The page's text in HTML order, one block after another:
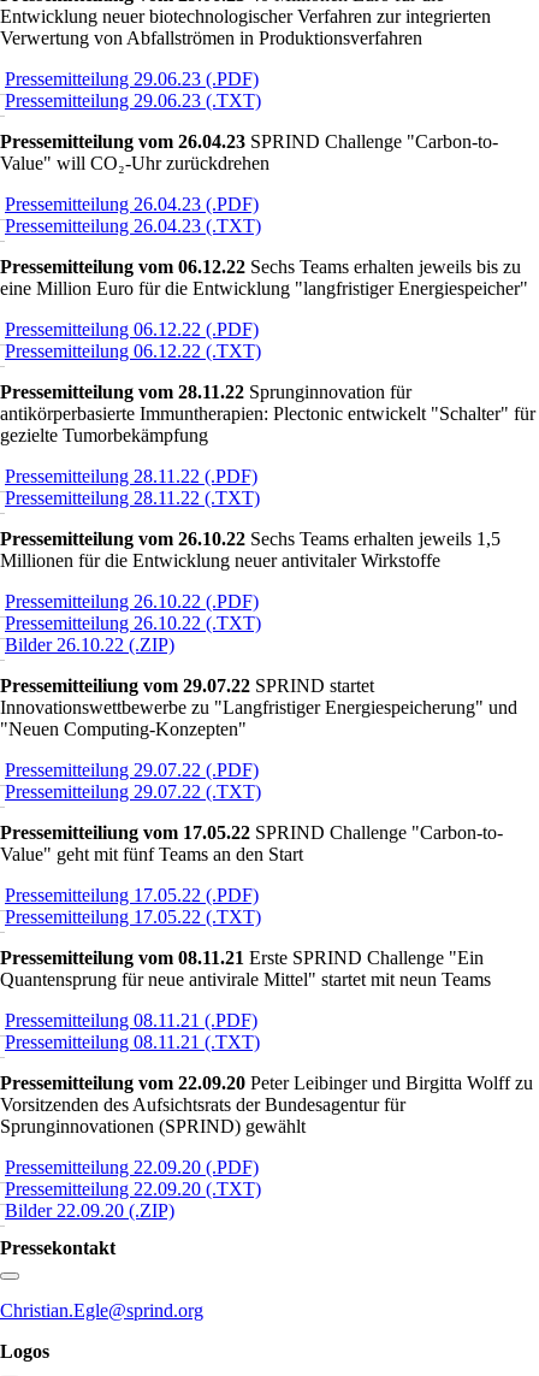
Entwicklung neuer biotechnologischer Verfahren zur integrierten
Verwertung von Abfallströmen in Produktionsverfahren
Pressemitteilung 29.06.23 (.PDF)
Pressemitteilung 29.06.23 (.TXT)
Pressemitteilung vom 26.04.23 SPRIND Challenge
Carbon-to-
Value
will CO₂-Uhr zurückdrehen
Pressemitteilung 26.04.23 (.PDF)
Pressemitteilung 26.04.23 (.TXT)
Pressemitteilung vom 06.12.22 Sechs Teams erhalten jeweils bis zu
eine Million Euro für die Entwicklung
langfristiger Energiespeicher
Pressemitteilung 06.12.22 (.PDF)
Pressemitteilung 06.12.22 (.TXT)
Pressemitteilung vom 28.11.22 Sprunginnovation für
antikörperbasierte Immuntherapien: Plectonic entwickelt
Schalter
für
gezielte Tumorbekämpfung
Pressemitteilung 28.11.22 (.PDF)
Pressemitteilung 28.11.22 (.TXT)
Pressemitteilung vom 26.10.22 Sechs Teams erhalten jeweils 1,5
Millionen für die Entwicklung neuer antivitaler Wirkstoffe
Pressemitteilung 26.10.22 (.PDF)
Pressemitteilung 26.10.22 (.TXT)
Bilder 26.10.22 (.ZIP)
Pressemitteiliung vom 29.07.22 SPRIND startet
Innovationswettbewerbe zu
Langfristiger Energiespeicherung
und
Neuen Computing-Konzepten
Pressemitteilung 29.07.22 (.PDF)
Pressemitteilung 29.07.22 (.TXT)
Pressemitteiliung vom 17.05.22 SPRIND Challenge
Carbon-to-
Value
geht mit fünf Teams an den Start
Pressemitteilung 17.05.22 (.PDF)
Pressemitteilung 17.05.22 (.TXT)
Pressemitteilung vom 08.11.21 Erste SPRIND Challenge
Ein
Quantensprung für neue antivirale Mittel
startet mit neun Teams
Pressemitteilung 08.11.21 (.PDF)
Pressemitteilung 08.11.21 (.TXT)
Pressemitteilung vom 22.09.20 Peter Leibinger und Birgitta Wolff zu
Vorsitzenden des Aufsichtsrats der Bundesagentur für
Sprunginnovationen (SPRIND) gewählt
Pressemitteilung 22.09.20 (.PDF)
Pressemitteilung 22.09.20 (.TXT)
Bilder 22.09.20 (.ZIP)
Pressekontakt
Link zum Abschnitt kopieren:
Christian.Egle@sprind.org
Logos